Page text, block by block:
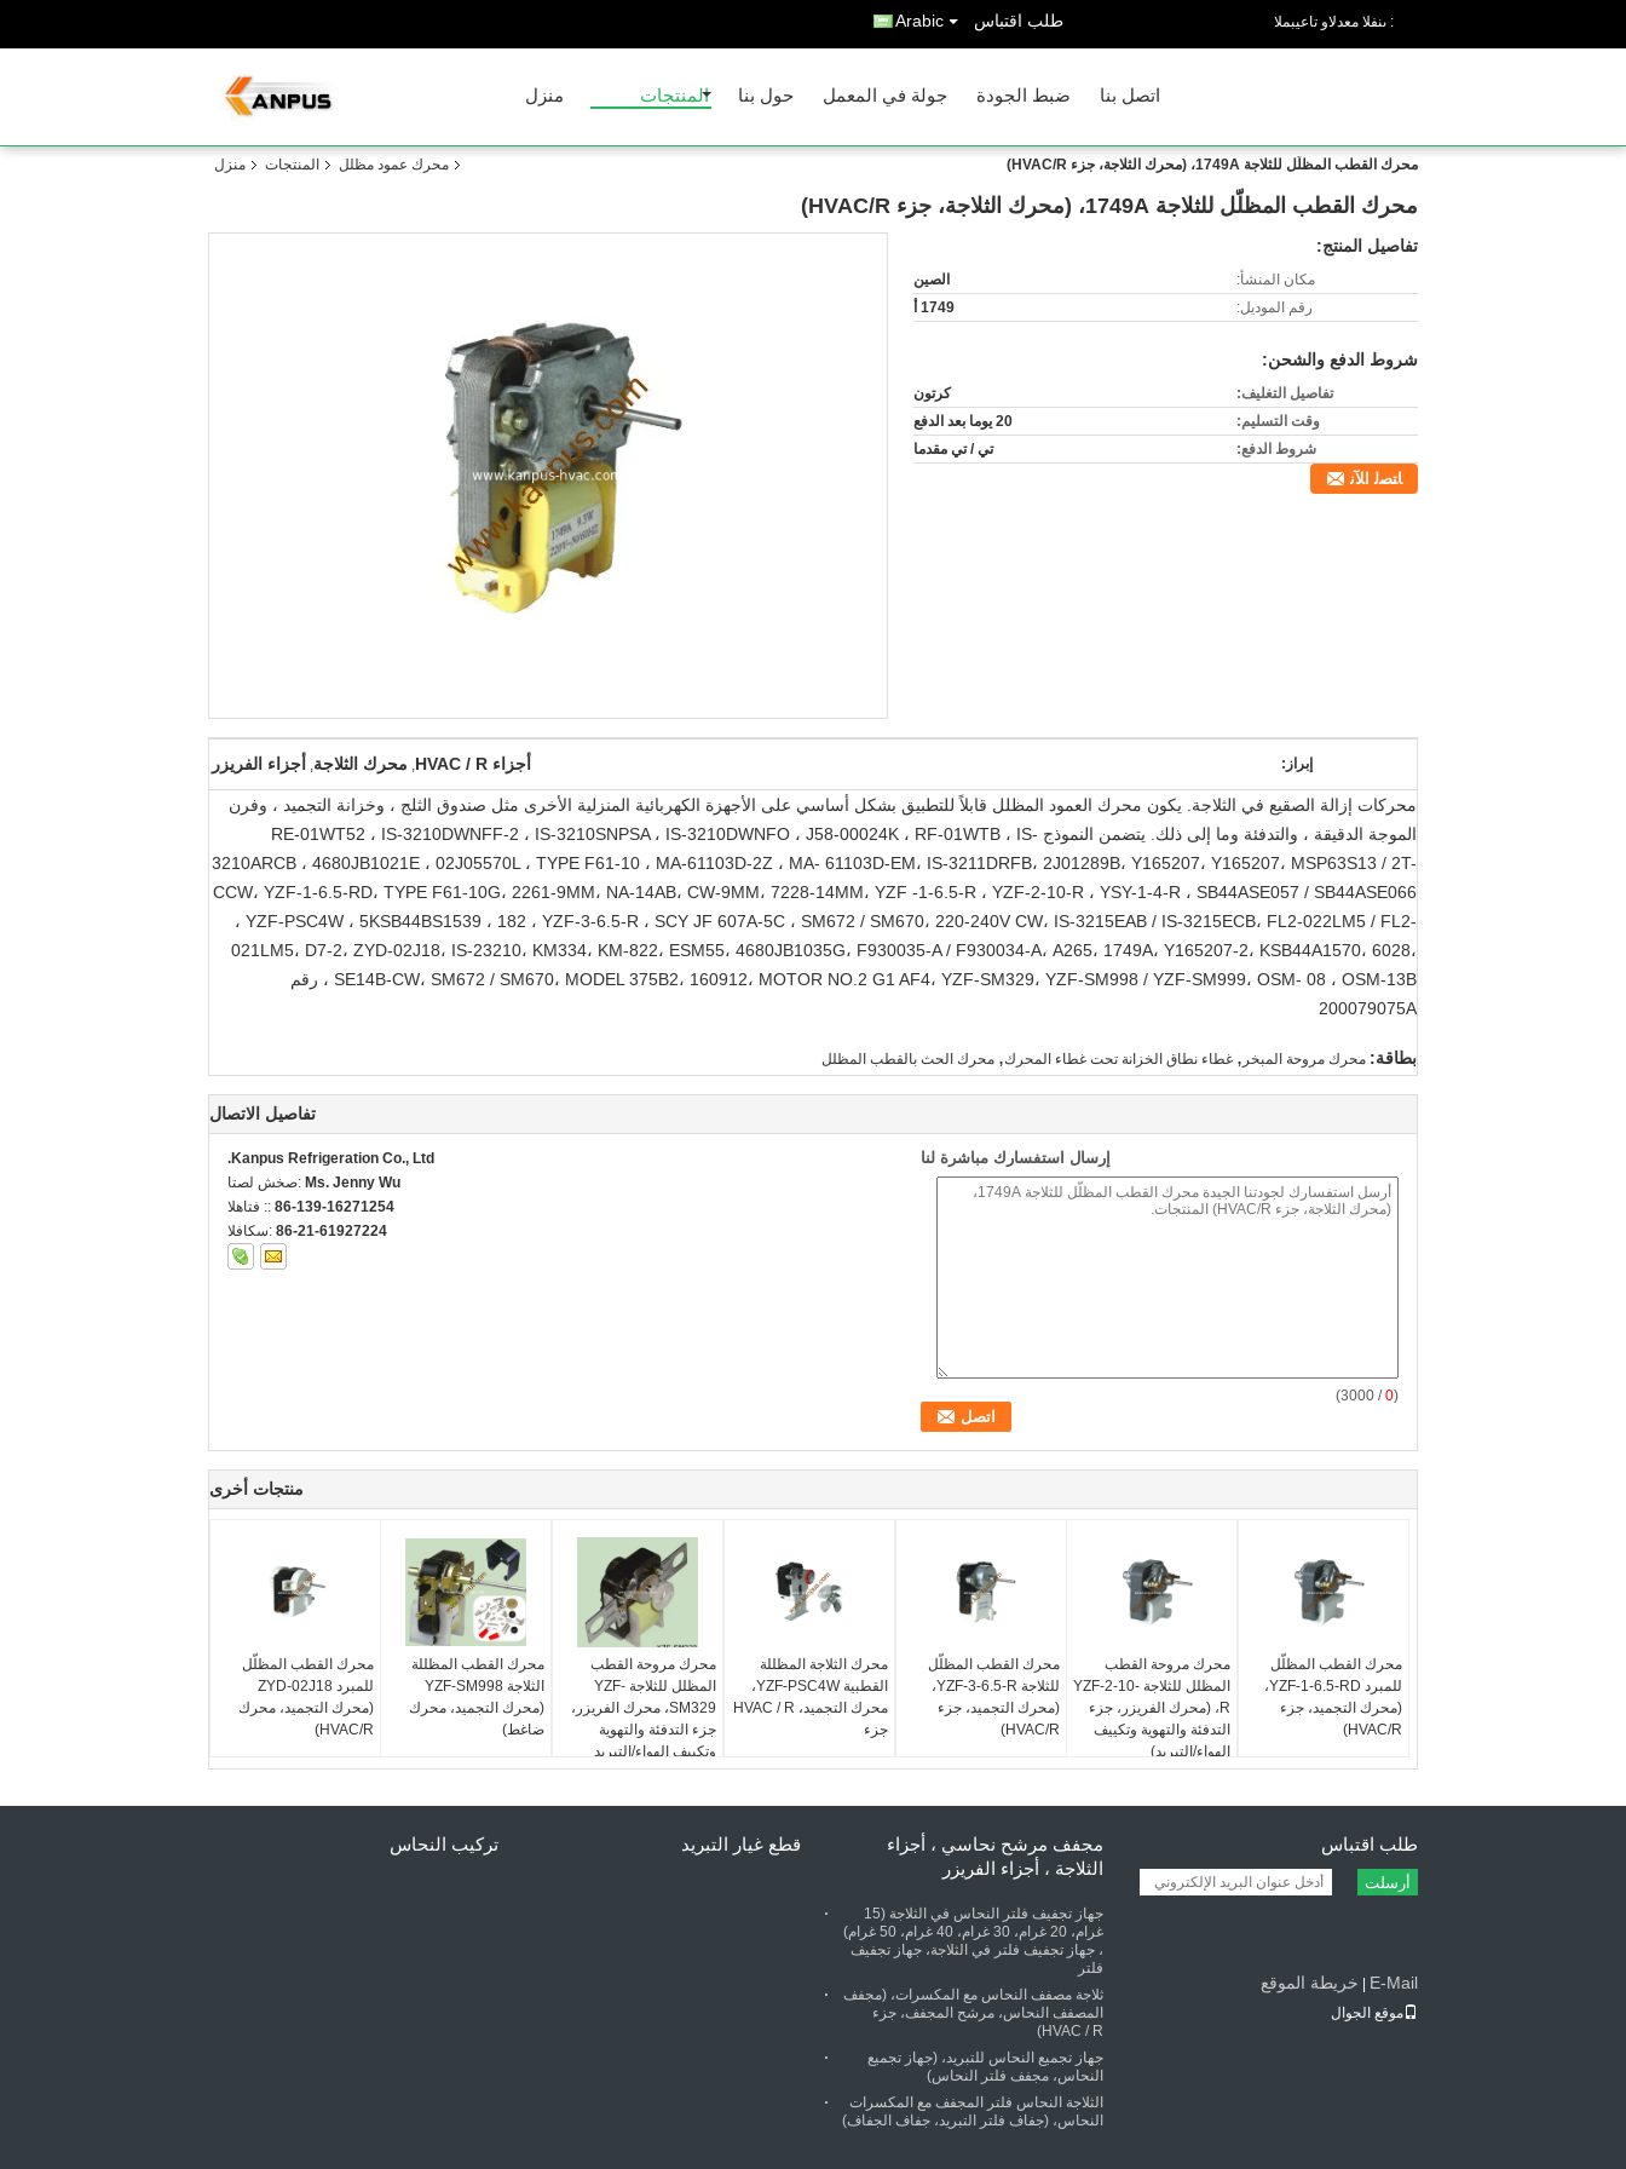
المبيعات والدعم الفنى : طلب اقتباس Arabic
منزل المنتجات حول بنا جولة في المعمل ضبط الجودة اتصل بنا
منزل المنتجات محرك عمود مظلل محرك القطب المظلّل للثلاجة 1749A، (محرك الثلاجة، جزء HVAC/R)
محرك القطب المظلّل للثلاجة 1749A، (محرك الثلاجة، جزء HVAC/R)
تفاصيل المنتج:
مكان المنشأ:
الصين
رقم الموديل:
1749 أ
شروط الدفع والشحن:
تفاصيل التغليف:
كرتون
وقت التسليم:
20 يوما بعد الدفع
شروط الدفع:
تي / تي مقدما
ﺎﺘﺼﻟ ﺍﻶﻧ
إبراز: أجزاء HVAC / R , محرك الثلاجة, أجزاء الفريزر
محركات إزالة الصقيع في الثلاجة. يكون محرك العمود المظلل قابلاً للتطبيق بشكل أساسي على الأجهزة الكهربائية المنزلية الأخرى مثل صندوق الثلج ، وخزانة التجميد ، وفرن
الموجة الدقيقة ، والتدفئة وما إلى ذلك. يتضمن النموذج RE-01WT52 ، IS-3210DWNFF-2 ، IS-3210SNPSA ، IS-3210DWNFO ، J58-00024K ، RF-01WTB ، IS-
3210ARCB ، 4680JB1021E ، 02J05570L ، TYPE F61-10 ، MA-61103D-2Z ، MA- 61103D-EM، IS-3211DRFB، 2J01289B، Y165207، Y165207، MSP63S13 / 2T-
CCW، YZF-1-6.5-RD، TYPE F61-10G، 2261-9MM، NA-14AB، CW-9MM، 7228-14MM، YZF -1-6.5-R ، YZF-2-10-R ، YSY-1-4-R ، SB44ASE057 / SB44ASE066
، YZF-PSC4W ، 5KSB44BS1539 ، 182 ، YZF-3-6.5-R ، SCY JF 607A-5C ، SM672 / SM670، 220-240V CW، IS-3215EAB / IS-3215ECB، FL2-022LM5 / FL2-
021LM5، D7-2، ZYD-02J18، IS-23210، KM334، KM-822، ESM55، 4680JB1035G، F930035-A / F930034-A، A265، 1749A، Y165207-2، KSB44A1570، 6028،
SE14B-CW، SM672 / SM670، MODEL 375B2، 160912، MOTOR NO.2 G1 AF4، YZF-SM329، YZF-SM998 / YZF-SM999، OSM- 08 ، OSM-13B ، رقم
200079075A
بطاقة: محرك مروحة المبخر , غطاء نطاق الخزانة تحت غطاء المحرك, محرك الحث بالقطب المظلل
تفاصيل الاتصال
Kanpus Refrigeration Co., Ltd.
اتصل شخص: Ms. Jenny Wu
الهاتف :: 86-139-16271254
الفاكس: 86-21-61927224
إرسال استفسارك مباشرة لنا
(
0
/ 3000)
منتجات أخرى
محرك القطب المظلّل
للمبرد ZYD-02J18
(محرك التجميد، محرك
HVAC/R)
محرك القطب المظللة
الثلاجة YZF-SM998
(محرك التجميد، محرك
ضاغط)
محرك مروحة القطب
المظلل للثلاجة YZF-
SM329، محرك الفريزر،
جزء التدفئة والتهوية
وتكييف الهواء/التبريد
محرك الثلاجة المظللة
القطبية YZF-PSC4W،
محرك التجميد، HVAC / R
جزء
محرك القطب المظلّل
للثلاجة YZF-3-6.5-R،
(محرك التجميد، جزء
HVAC/R)
محرك مروحة القطب
المظلل للثلاجة YZF-2-10-
R، (محرك الفريزر، جزء
التدفئة والتهوية وتكييف
الهواء/التبريد)
محرك القطب المظلّل
للمبرد YZF-1-6.5-RD،
(محرك التجميد، جزء
HVAC/R)
تركيب النحاس قطع غيار التبريد
مجفف مرشح نحاسي ، أجزاء
الثلاجة ، أجزاء الفريزر
جهاز تجفيف فلتر النحاس في الثلاجة (15
غرام، 20 غرام، 30 غرام، 40 غرام، 50 غرام)
، جهاز تجفيف فلتر في الثلاجة، جهاز تجفيف
فلتر
ثلاجة مصفف النحاس مع المكسرات، (مجفف
المصفف النحاس، مرشح المجفف، جزء
HVAC / R)
جهاز تجميع النحاس للتبريد، (جهاز تجميع
النحاس، مجفف فلتر النحاس)
الثلاجة النحاس فلتر المجفف مع المكسرات
النحاس، (جفاف فلتر التبريد، جفاف الجفاف)
طلب اقتباس
أرسلت
E-Mail خريطة الموقع
موقع الجوال